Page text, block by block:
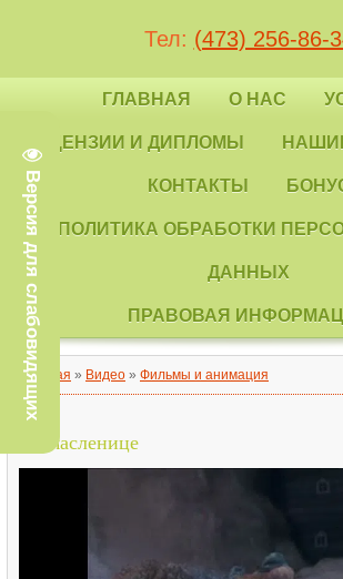
Версия для слабовидящих
Тел: (473) 256-86-
ГЛАВНАЯ О НАС
ЛИЦЕНЗИИ И ДИПЛОМЫ
КОНТАКТЫ
ПОЛИТИКА ОБРАБОТКИ
ДАННЫХ
ПРАВОВАЯ
Главная » Видео » Фильмы и анимация
На масленице